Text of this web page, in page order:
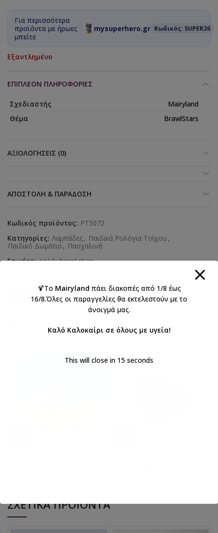
Για περισσότερα
προϊόντα με ήρωες
μπείτε
mysuperhero.gr Κωδικός: SUPER26
Εξαντλημένο
ΕΠΙΠΛΈΟΝ ΠΛΗΡΟΦΟΡΊΕΣ
Σχεδιαστής
Mairyland
Θέμα
BrawlStars
ΑΞΙΟΛΟΓΉΣΕΙΣ (0)
ΑΠΟΣΤΟΛΉ & ΠΑΡΆΔΟΣΗ
Κωδικός προϊόντος: PT5072
Κατηγορίες: Λαμπάδες, Παιδικά Ρολόγια Τοίχου ,
Παιδικό Δωμάτιο , Πασχαλινά
Ετικέτα:ρολόι brawl stars
ΜΠΟΡΕΊ ΕΠΊΣΗΣ ΝΑ ΣΑΣ ΑΡΈΣΕΙ…
ΣΧΕΤΙΚΆ ΠΡΟΪΌΝΤΑ
🍹Το Mairyland πάει διακοπές από 1/8 έως
16/8.Όλες οι παραγγελίες θα εκτελεστούν με το
άνοιγμά μας.
Καλό Καλοκαίρι σε όλους με υγεία!
This will close in 15 seconds